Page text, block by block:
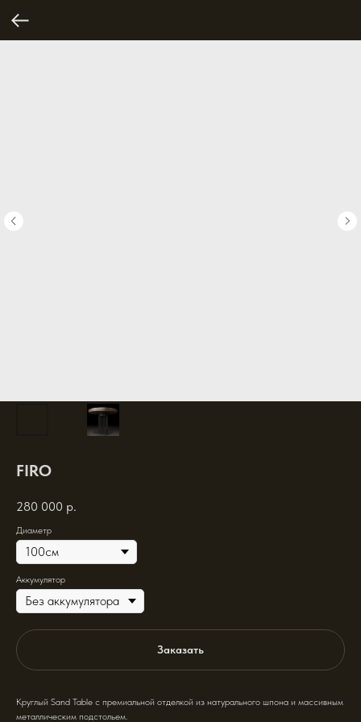
FIRO
280 000 р.
Диаметр
Аккумулятор
Заказать
Круглый Sand Table с премиальной отделкой из натурального шпона и массивным
металлическим подстольем.